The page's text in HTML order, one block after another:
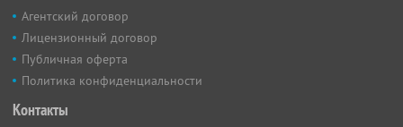
Агентский договор
Лицензионный договор
Публичная оферта
Политика конфиденциальности
Контакты